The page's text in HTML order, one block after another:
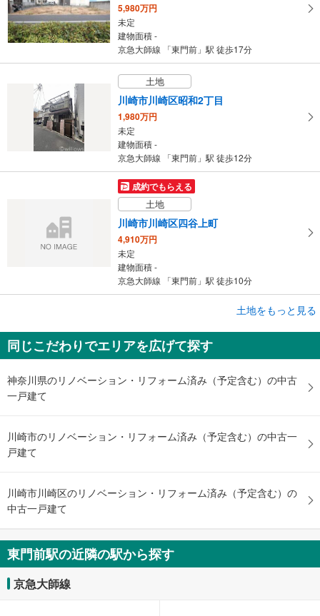
5,980万円
未定
建物面積 -
京急大師線 「東門前」駅 徒歩17分
土地
川崎市川崎区昭和2丁目
1,980万円
未定
建物面積 -
京急大師線 「東門前」駅 徒歩12分
成約でもらえる
土地
川崎市川崎区四谷上町
4,910万円
未定
建物面積 -
京急大師線 「東門前」駅 徒歩10分
川崎市川崎区大師町
3,680万円
未定
建物面積 -
土地をもっと見る
同じこだわりでエリアを広げて探す
神奈川県のリノベーション・リフォーム済み（予定含む）の中古
一戸建て
川崎市のリノベーション・リフォーム済み（予定含む）の中古一
戸建て
川崎市川崎区のリノベーション・リフォーム済み（予定含む）の
中古一戸建て
東門前駅の近隣の駅から探す
京急大師線